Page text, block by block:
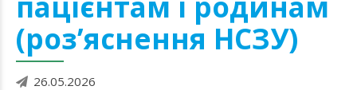
(розʼяснення НСЗУ)
26.05.2026